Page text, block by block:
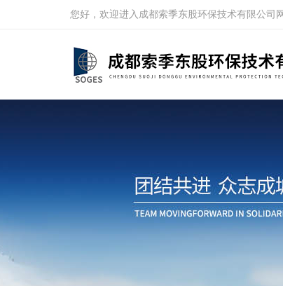
您好，欢迎进入成都索季东股环保技术有限公司